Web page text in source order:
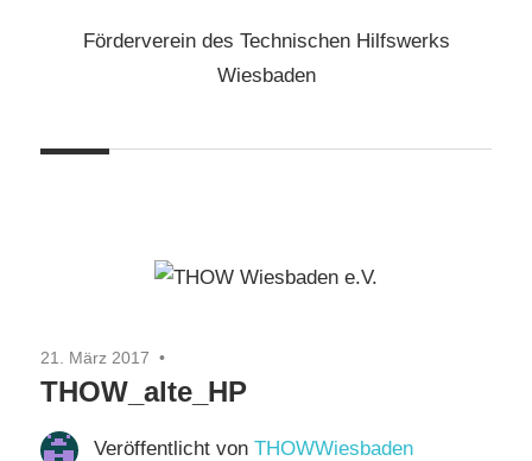
InhaltFörderverein des Technischen Hilfswerks
Wiesbaden
21. März 2017
THOW_alte_HP
Veröffentlicht von THOWWiesbaden